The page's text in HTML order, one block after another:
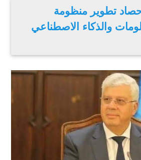
: حصاد تطوير منظومة
والذكاء الاصطناعي